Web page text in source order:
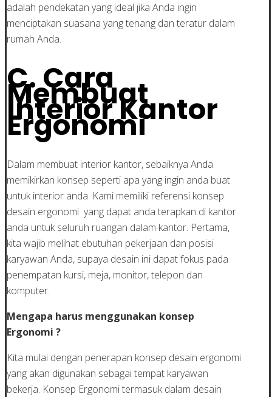
adalah pendekatan yang ideal jika Anda ingin
menciptakan suasana yang tenang dan teratur dalam
rumah Anda.
C. Cara
Membuat
Interior Kantor
Ergonomi
Dalam membuat interior kantor, sebaiknya Anda
memikirkan konsep seperti apa yang ingin anda buat
untuk interior anda. Kami memiliki referensi konsep
desain ergonomi yang dapat anda terapkan di kantor
anda untuk seluruh ruangan dalam kantor. Pertama,
kita wajib melihat ebutuhan pekerjaan dan posisi
karyawan Anda, supaya desain ini dapat fokus pada
penempatan kursi, meja, monitor, telepon dan
komputer.
Mengapa harus menggunakan konsep
Ergonomi ?
Kita mulai dengan penerapan konsep desain ergonomi
yang akan digunakan sebagai tempat karyawan
bekerja. Konsep Ergonomi termasuk dalam desain